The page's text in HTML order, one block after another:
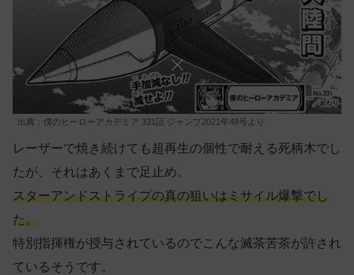
出典：僕のヒーローアカデミア 331話 ジャンプ2021年48号より
レーザーで焼き続けても超再生の個性で耐える死柄木でし
たが、それはあくまで足止め。
スターアンドストライプの真の狙いはミサイル爆撃でし
た。
特別指揮権が授与されているのでこんな滅茶苦茶が許され
ているそうです。